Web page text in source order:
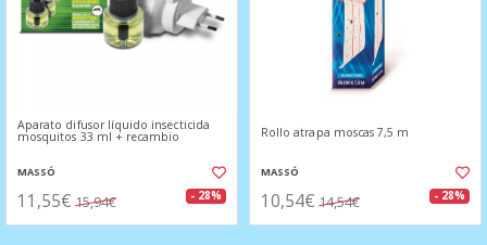
Aparato difusor líquido insecticida
mosquitos 33 ml + recambio
MASSÓ
11,55€ 15,94€ - 28%
Rollo atrapa moscas 7,5 m
MASSÓ
10,54€ 14,54€ - 28%